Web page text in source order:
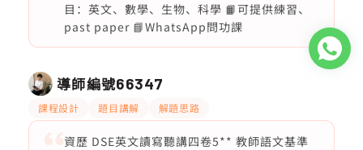
目：英文、數學、生物、科學 📙可提供練習、
past paper 📘WhatsApp問功課
導師編號66347
課程設計 題目講解 解題思路
資歷 DSE英文讀寫聽講四卷5** 教師語文基準